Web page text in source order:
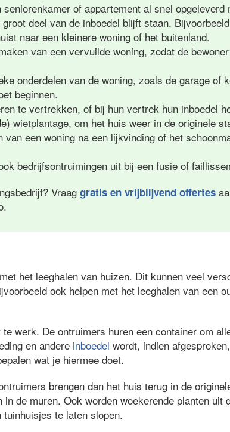
of appartement al snel opgeleverd
deel van de inboedel blijft staan.
naar een kleinere woning of het buitenland.
van een vervuilde woning, zodat de
onderdelen van de woning, zoals de garage of
beginnen.
te vertrekken, of bij hun vertrek hun inboedel
wietplantage, om het huis weer in de originele
van een woning na een lijkvinding of het
bedrijfsontruimingen uit bij een fusie of
Vraag gratis en vrijblijvend offertes
het leeghalen van huizen. Dit kunnen veel
ook helpen met het leeghalen van een
werk. De ontruimers huren een container om
en andere inboedel wordt, indien
wat je hiermee doet.
brengen dan het huis terug in de
de muren. Ook worden woekerende planten uit
te laten slopen.